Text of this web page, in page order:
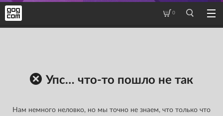
0
Упс… что-то пошло не так
Нам немного неловко, но мы точно не знаем, что только что